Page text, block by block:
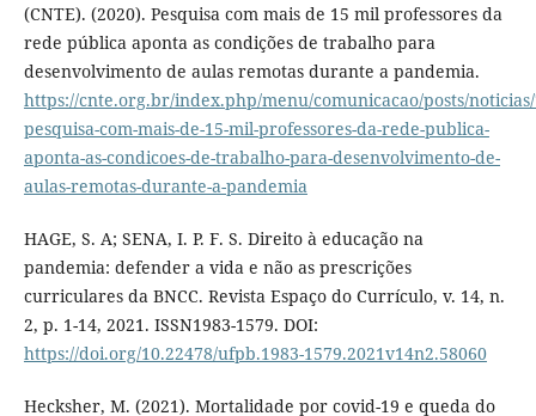
(CNTE). (2020). Pesquisa com mais de 15 mil professores da
rede pública aponta as condições de trabalho para
desenvolvimento de aulas remotas durante a pandemia.
https://cnte.org.br/index.php/menu/comunicacao/posts/noticias/
pesquisa-com-mais-de-15-mil-professores-da-rede-publica-
aponta-as-condicoes-de-trabalho-para-desenvolvimento-de-
aulas-remotas-durante-a-pandemia
HAGE, S. A; SENA, I. P. F. S. Direito à educação na
pandemia: defender a vida e não as prescrições
curriculares da BNCC. Revista Espaço do Currículo, v. 14, n.
2, p. 1-14, 2021. ISSN1983-1579. DOI:
https://doi.org/10.22478/ufpb.1983-1579.2021v14n2.58060
Hecksher, M. (2021). Mortalidade por covid-19 e queda do